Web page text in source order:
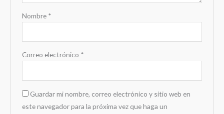
Nombre *
Correo electrónico *
Guardar mi nombre, correo electrónico y sitio web en
este navegador para la próxima vez que haga un